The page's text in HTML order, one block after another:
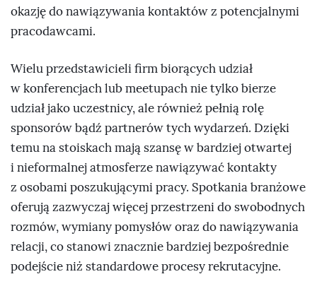
okazję do nawiązywania kontaktów z potencjalnymi
pracodawcami.
Wielu przedstawicieli firm biorących udział
w konferencjach lub meetupach nie tylko bierze
udział jako uczestnicy, ale również pełnią rolę
sponsorów bądź partnerów tych wydarzeń. Dzięki
temu na stoiskach mają szansę w bardziej otwartej
i nieformalnej atmosferze nawiązywać kontakty
z osobami poszukującymi pracy. Spotkania branżowe
oferują zazwyczaj więcej przestrzeni do swobodnych
rozmów, wymiany pomysłów oraz do nawiązywania
relacji, co stanowi znacznie bardziej bezpośrednie
podejście niż standardowe procesy rekrutacyjne.